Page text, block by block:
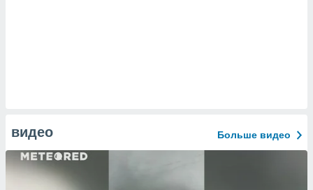
видео Больше видео